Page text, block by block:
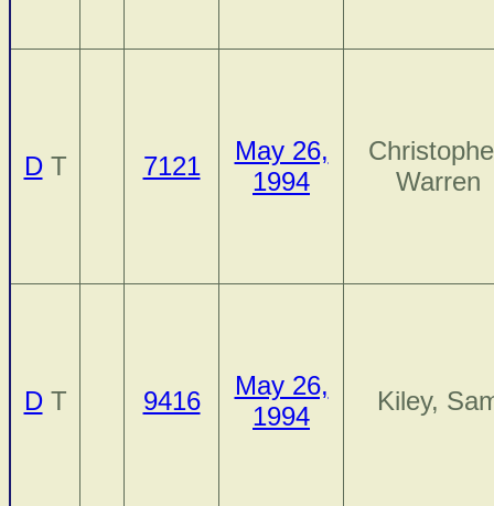
DT 7121
May 26,
1994
Warren
DT 9416
May 26,
1994
Kiley,